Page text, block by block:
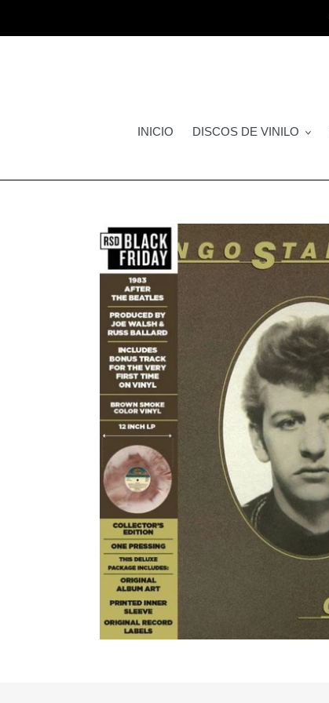
INICIO DISCOS DE VINILO